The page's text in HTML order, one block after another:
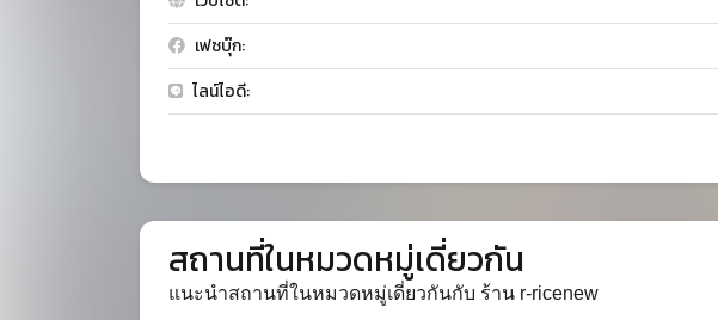
เฟซบุ๊ก:
ไลน์ไอดี:
สถานที่ในหมวดหมู่เดี่ยวกัน
แนะนำสถานที่ในหมวดหมู่เดี่ยวกันกับ ร้าน r-ricenew